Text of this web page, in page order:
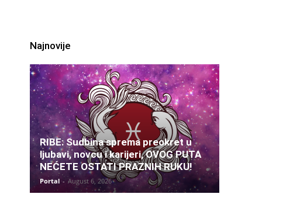
Najnovije
RIBE: Sudbina sprema preokret u
ljubavi, novcu i karijeri, OVOG PUTA
NEĆETE OSTATI PRAZNIH RUKU!
Portal - August 6, 2026